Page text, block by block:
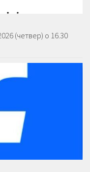
(четвер) о 16.30